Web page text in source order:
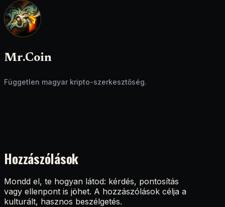
Mr.Coin
Független magyar kripto-szerkesztőség.
Hozzászólások
Mondd el, te hogyan látod: kérdés, pontosítás
vagy ellenpont is jöhet. A hozzászólások célja a
kulturált, hasznos beszélgetés.